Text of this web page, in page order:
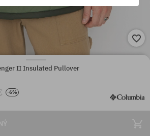
II Insulated Pullover
-6%